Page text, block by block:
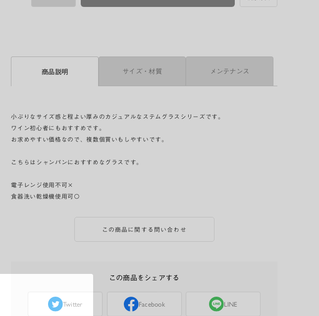
商品説明 サイズ・材質 メンテナンス
小ぶりなサイズ感と程よい厚みのカジュアルなステムグラスシリーズです。
ワイン初心者にもおすすめです。
お求めやすい価格なので、複数個買いもしやすいです。
こちらはシャンパンにおすすめなグラスです。
電子レンジ使用不可×
食器洗い乾燥機使用可〇
この商品に関する問い合わせ
この商品をシェアする
Twitter Facebook LINE